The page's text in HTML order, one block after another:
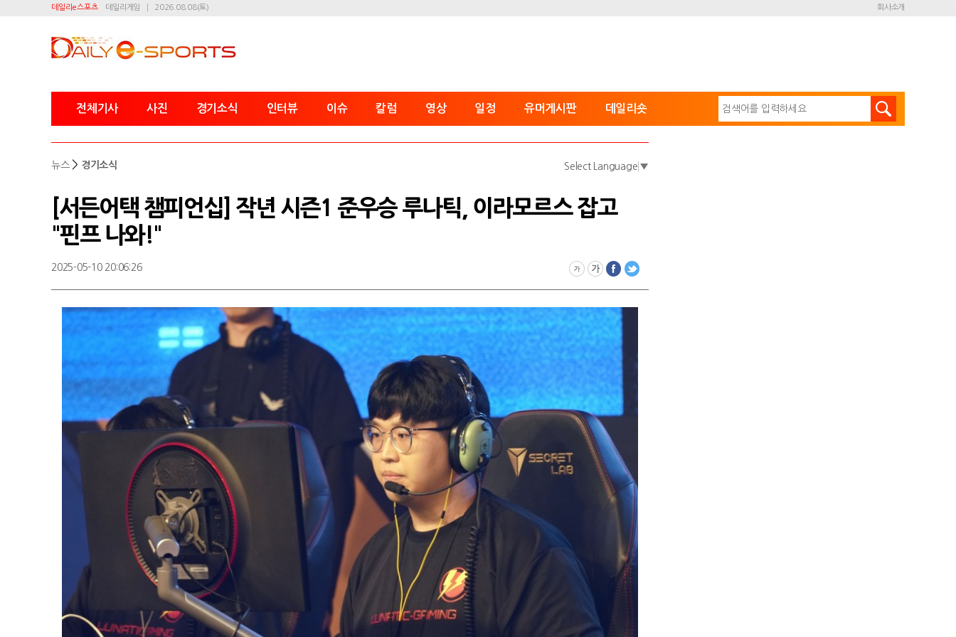
데일리e스포츠 데일리게임 2026.08.08(토) 회사소개
전체기사 사진 경기소식 인터뷰 이슈 칼럼 영상 일정 유머게시판 데일리숏
뉴스 > 경기소식 Select Language ▼
[서든어택 챔피언십] 작년 시즌1 준우승 루나틱, 이라모르스 잡고
"핀프 나와!"
2025-05-10 20:06:26